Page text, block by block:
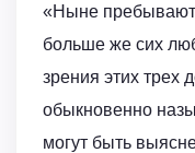
«Ныне
больше же сих
зрения этих трех
обыкновенно
могут быть